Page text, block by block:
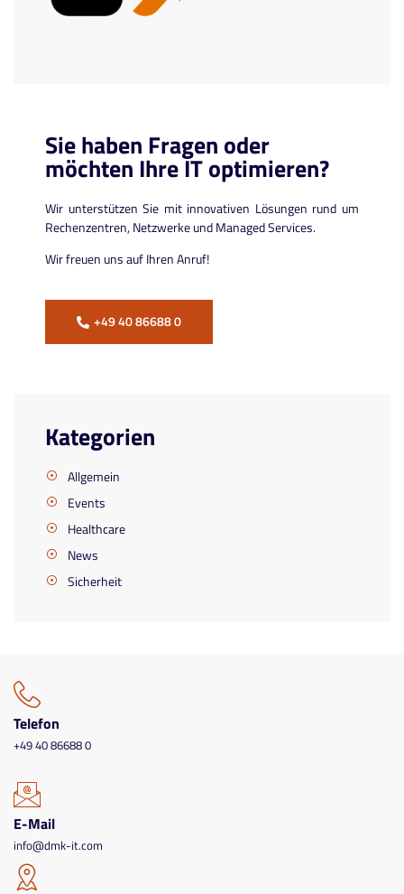
Sie haben Fragen oder
möchten Ihre IT optimieren?
Wir unterstützen Sie mit innovativen Lösungen rund um
Rechenzentren, Netzwerke und Managed Services.
Wir freuen uns auf Ihren Anruf!
+49 40 86688 0
Kategorien
Allgemein
Events
Healthcare
News
Sicherheit
Telefon
+49 40 86688 0
E-Mail
info@dmk-it.com